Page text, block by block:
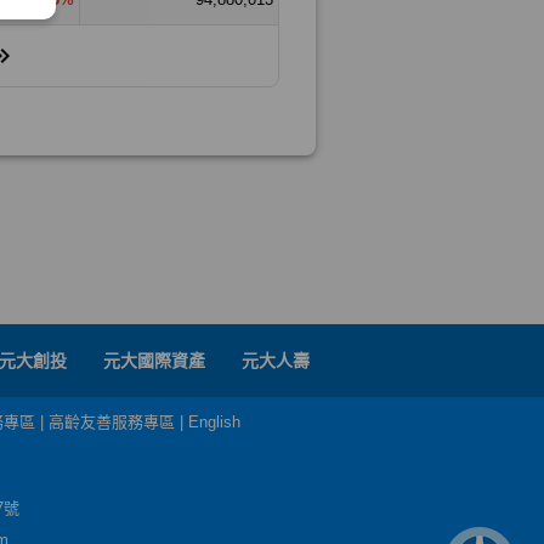
元大創投 元大國際資產 元大人壽
區 高齡友善服務專區 English
號